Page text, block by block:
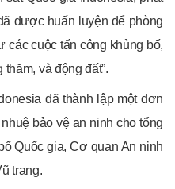
được huấn luyện để phòng
cuộc tấn công khủng bố,
và động đất”.
đã thành lập một đơn
bảo vệ an ninh cho tổng
Quốc gia, Cơ quan An ninh
trang.